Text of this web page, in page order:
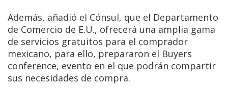
Además, añadió el Cónsul, que el Departamento
de Comercio de E.U., ofrecerá una amplia gama
de servicios gratuitos para el comprador
mexicano, para ello, prepararon el Buyers
conference, evento en el que podrán compartir
sus necesidades de compra.